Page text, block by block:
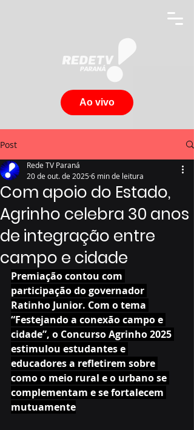
Ao vivo
Post
Com apoio do Estado,
Agrinho celebra 30 anos
de integração entre
campo e cidade
Rede TV Paraná
20 de out. de 20256 min de leitura
Premiação contou com
participação do governador
Ratinho Junior. Com o tema
“Festejando a conexão campo e
cidade”, o Concurso Agrinho 2025
estimulou estudantes e
educadores a refletirem sobre
como o meio rural e o urbano se
complementam e se fortalecem
mutuamente